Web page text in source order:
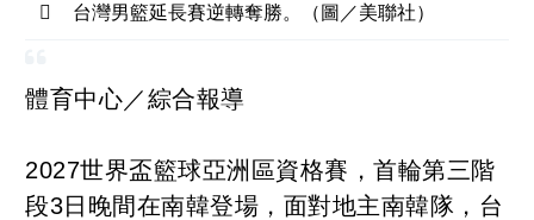
台灣男籃延長賽逆轉奪勝。（圖／美聯社）
體育中心／綜合報導
2027世界盃籃球亞洲區資格賽，首輪第三階
段3日晚間在南韓登場，面對地主南韓隊，台